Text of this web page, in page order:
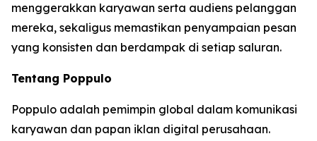
menggerakkan karyawan serta audiens pelanggan
mereka, sekaligus memastikan penyampaian pesan
yang konsisten dan berdampak di setiap saluran.
Tentang Poppulo
Poppulo adalah pemimpin global dalam komunikasi
karyawan dan papan iklan digital perusahaan.